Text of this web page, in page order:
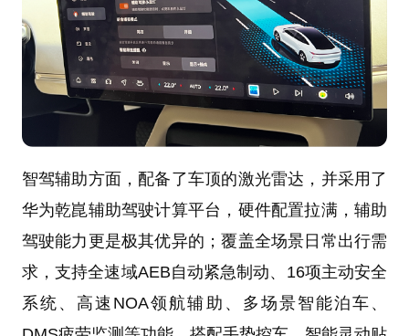
智驾辅助方面，配备了车顶的激光雷达，并采用了
华为乾崑辅助驾驶计算平台，硬件配置拉满，辅助
驾驶能力更是极其优异的；覆盖全场景日常出行需
求，支持全速域AEB自动紧急制动、16项主动安全
系统、高速NOA领航辅助、多场景智能泊车、